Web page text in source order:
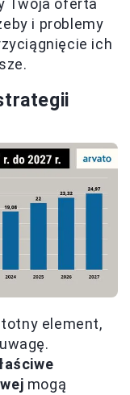
Twoja oferta
i problemy
ich
element,
mogą